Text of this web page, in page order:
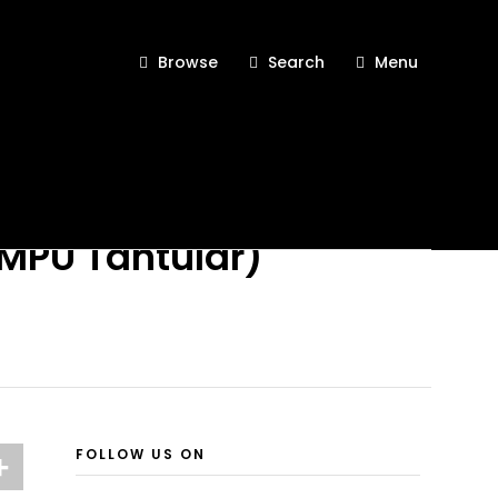
Browse Search Menu
Tantular)
FOLLOW US ON